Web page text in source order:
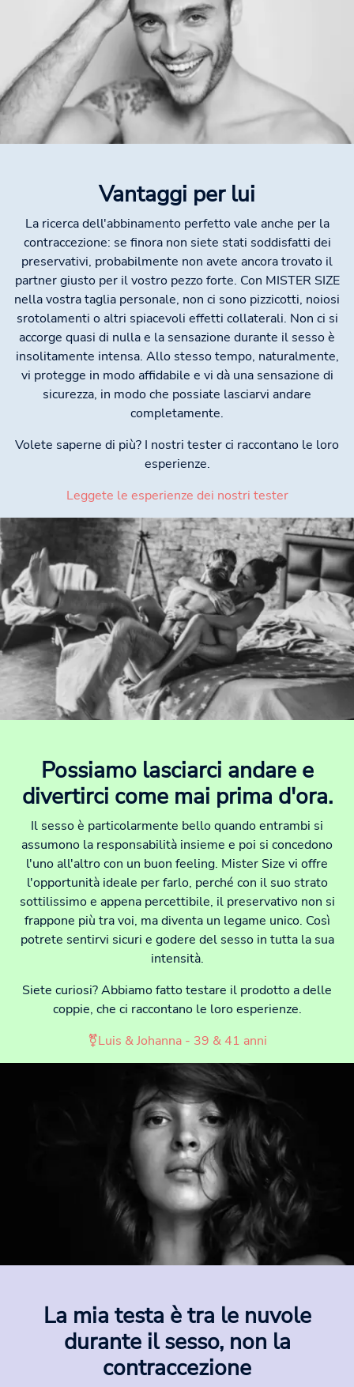
Vantaggi per lui
La ricerca dell'abbinamento perfetto vale anche per la
contraccezione: se finora non siete stati soddisfatti dei
preservativi, probabilmente non avete ancora trovato il
partner giusto per il vostro pezzo forte. Con MISTER SIZE
nella vostra taglia personale, non ci sono pizzicotti, noiosi
srotolamenti o altri spiacevoli effetti collaterali. Non ci si
accorge quasi di nulla e la sensazione durante il sesso è
insolitamente intensa. Allo stesso tempo, naturalmente,
vi protegge in modo affidabile e vi dà una sensazione di
sicurezza, in modo che possiate lasciarvi andare
completamente.
Volete saperne di più? I nostri tester ci raccontano le loro
esperienze.
Leggete le esperienze dei nostri tester
Possiamo lasciarci andare e
divertirci come mai prima d'ora.
Il sesso è particolarmente bello quando entrambi si
assumono la responsabilità insieme e poi si concedono
l'uno all'altro con un buon feeling. Mister Size vi offre
l'opportunità ideale per farlo, perché con il suo strato
sottilissimo e appena percettibile, il preservativo non si
frappone più tra voi, ma diventa un legame unico. Così
potrete sentirvi sicuri e godere del sesso in tutta la sua
intensità.
Siete curiosi? Abbiamo fatto testare il prodotto a delle
coppie, che ci raccontano le loro esperienze.
⚧Luis & Johanna - 39 & 41 anni
La mia testa è tra le nuvole
durante il sesso, non la
contraccezione